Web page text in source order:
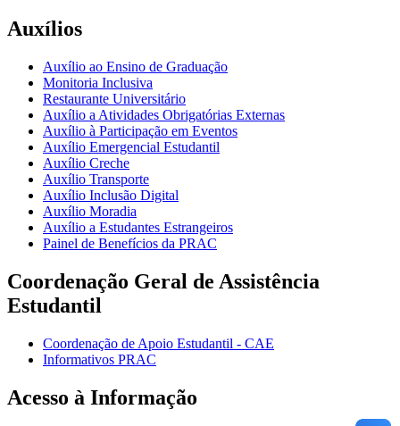
Auxílios
Auxílio ao Ensino de Graduação
Monitoria Inclusiva
Restaurante Universitário
Auxílio a Atividades Obrigatórias Externas
Auxílio à Participação em Eventos
Auxílio Emergencial Estudantil
Auxílio Creche
Auxílio Transporte
Auxílio Inclusão Digital
Auxílio Moradia
Auxílio a Estudantes Estrangeiros
Painel de Benefícios da PRAC
Coordenação Geral de Assistência
Estudantil
Coordenação de Apoio Estudantil - CAE
Informativos PRAC
Acesso à Informação